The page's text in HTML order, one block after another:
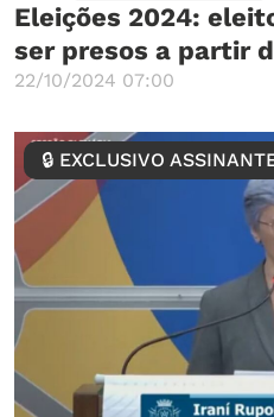
Eleições 2024:
ser presos a partir
22/10/2024 07:00
🔒 EXCLUSIVO